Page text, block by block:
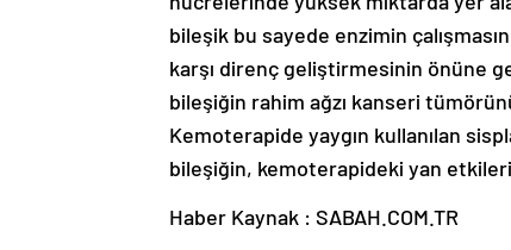
bileşik bu sayede enzimin
karşı direnç geliştirmesinin önüne
bileşiğin rahim ağzı kanseri
Kemoterapide yaygın kullanılan
bileşiğin, kemoterapideki yan etkileri
Haber Kaynak : SABAH.COM.TR